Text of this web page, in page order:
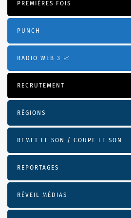
PREMIÈRES FOIS
PUNCH
RADIO WEB 3 📈
RECRUTEMENT
RÉGIONS
REMET LE SON / COUPE LE SON
REPORTAGES
RÉVEIL MÉDIAS